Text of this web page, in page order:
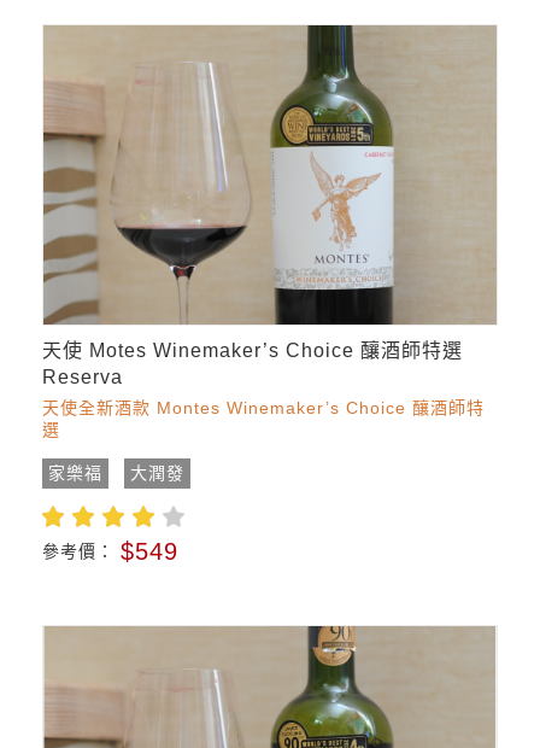
天使 Motes Winemaker’s Choice 釀酒師特選
Reserva
天使全新酒款 Montes Winemaker’s Choice 釀酒師特
選
家樂福 大潤發
參考價： $549